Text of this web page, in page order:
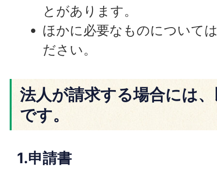
とがあります。
ほかに必要なものについて
ださい。
法人が請求する場合には
です。
1.申請書